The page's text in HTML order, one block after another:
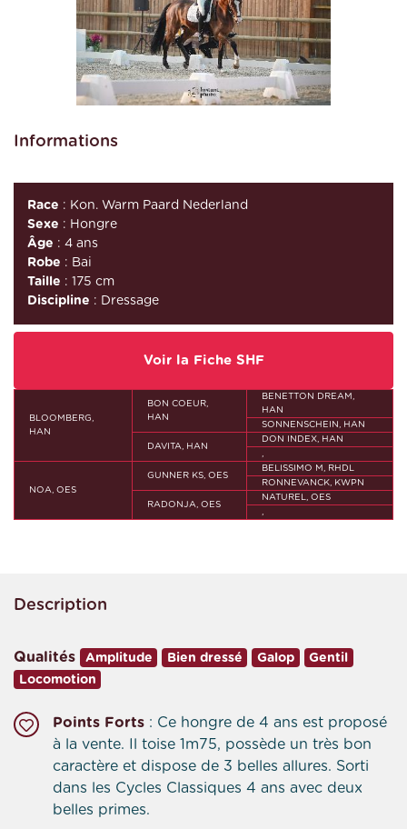
Informations
Race : Kon. Warm Paard Nederland
Sexe : Hongre
Âge : 4 ans
Robe : Bai
Taille : 175 cm
Discipline : Dressage
Voir la Fiche SHF
BLOOMBERG,
HAN
BON COEUR,
HAN
BENETTON DREAM,
HAN
SONNENSCHEIN, HAN
DAVITA, HAN
DON INDEX, HAN
NOA, OES
GUNNER KS, OES
BELISSIMO M, RHDL
RONNEVANCK, KWPN
RADONJA, OES
NATUREL, OES
Description
Qualités Amplitude Bien dressé Galop
Gentil
Locomotion
Points Forts : Ce hongre de 4 ans est proposé
à la vente. Il toise 1m75, possède un très bon
caractère et dispose de 3 belles allures. Sorti
dans les Cycles Classiques 4 ans avec deux
belles primes.